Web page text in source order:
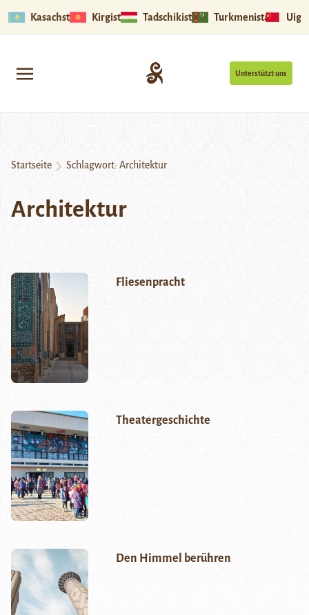
Kasachstan Kirgistan Tadschikistan Turkmenistan
Unterstützt uns
Startseite Schlagwort: Architektur
Architektur
Fliesenpracht
Theatergeschichte
Den Himmel berühren